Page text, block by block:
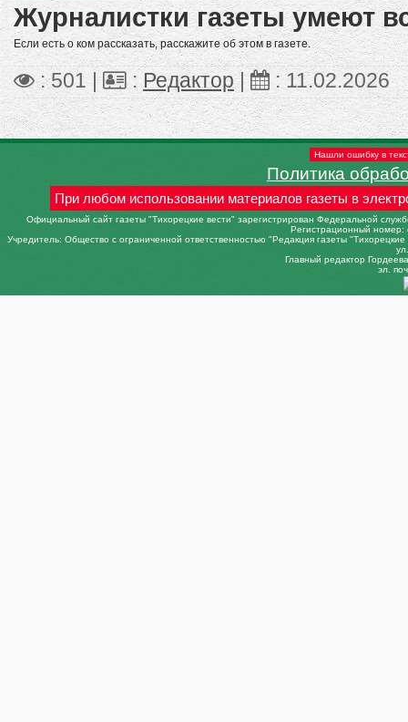
Журналистки газеты умеют
Если есть о ком рассказать, расскажите об этом в газете.
: 501 | : Редактор | : 11.02.2026
Нашли ошибку в
Политика
При любом использовании материалов газеты в
Официальный сайт газеты "Тихорецкие вести" зарегистрирован Федеральной
Регистрационный
Учредитель: Общество с ограниченной ответственностью "Редакция газеты
Главный редактор
эл.